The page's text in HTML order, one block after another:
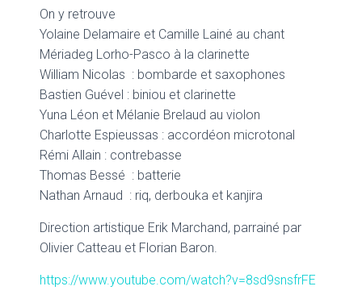
On y retrouve
Yolaine Delamaire et Camille Lainé au chant
Mériadeg Lorho-Pasco à la clarinette
William Nicolas : bombarde et saxophones
Bastien Guével : biniou et clarinette
Yuna Léon et Mélanie Brelaud au violon
Charlotte Espieussas : accordéon microtonal
Rémi Allain : contrebasse
Thomas Bessé : batterie
Nathan Arnaud : riq, derbouka et kanjira
Direction artistique Erik Marchand, parrainé par
Olivier Catteau et Florian Baron.
https://www.youtube.com/watch?v=8sd9snsfrFE